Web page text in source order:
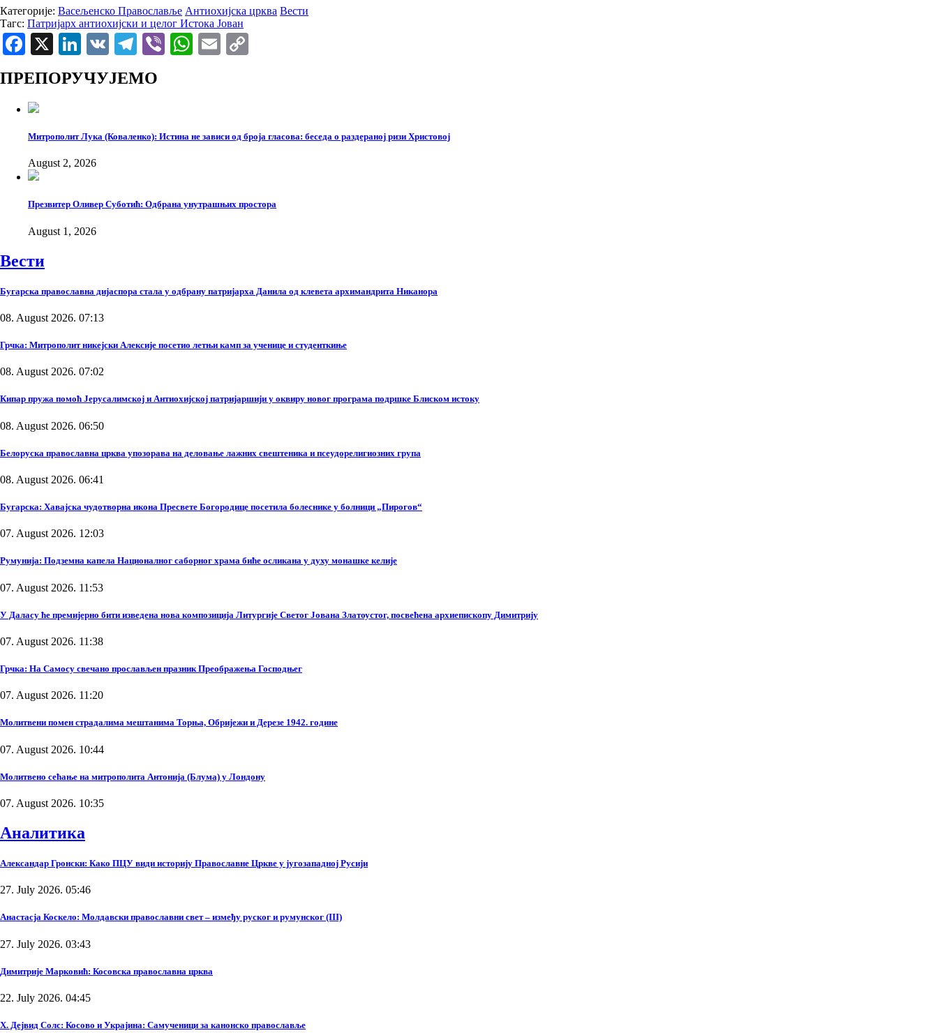
Категорије: Васељенско Православље Антиохијска црква Вести
Тагс: Патријарх антиохијски и целог Истока Јован
Facebook
X LinkedIn
VK Telegram
ViberWhatsApp
Email
ПРЕПОРУЧУЈЕМО
Митрополит Лука (Коваленко): Истина не зависи од броја гласова: беседа о раздераној ризи Христовој
August 2, 2026
Презвитер Оливер Суботић: Одбрана унутрашњих простора
August 1, 2026
Вести
Бугарска православна дијаспора стала у одбрану патријарха Данила од клевета архимандрита Никанора
08. August 2026. 07:13
Грчка: Митрополит никејски Алексије посетио летњи камп за ученице и студенткиње
08. August 2026. 07:02
Кипар пружа помоћ Јерусалимској и Антиохијској патријаршији у оквиру новог програма подршке Блиском истоку
08. August 2026. 06:50
Белоруска православна црква упозорава на деловање лажних свештеника и псеудорелигиозних група
08. August 2026. 06:41
Бугарска: Хавајска чудотворна икона Пресвете Богородице посетила болеснике у болници „Пирогов“
07. August 2026. 12:03
Румунија: Подземна капела Националног саборног храма биће осликана у духу монашке келије
07. August 2026. 11:53
У Даласу ће премијерно бити изведена нова композиција Литургије Светог Јована Златоустог, посвећена архиепископу Димитрију
07. August 2026. 11:38
Грчка: На Самосу свечано прослављен празник Преображења Господњег
07. August 2026. 11:20
Молитвени помен страдалима мештанима Торња, Обријежи и Дерезе 1942. године
07. August 2026. 10:44
Молитвено сећање на митрополита Антонија (Блума) у Лондону
07. August 2026. 10:35
Аналитика
Александар Гронски: Како ПЦУ види историју Православне Цркве у југозападној Русији
27. July 2026. 05:46
Анастасја Коскело: Молдавски православни свет – између руског и румунског (III)
27. July 2026. 03:43
Димитрије Марковић: Косовска православна црква
22. July 2026. 04:45
Х. Дејвид Солс: Косово и Украјина: Самученици за канонско православље